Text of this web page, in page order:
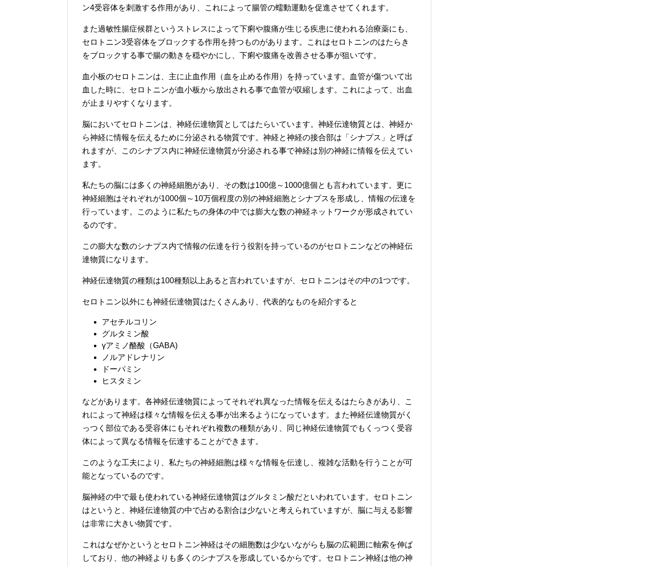
ン4受容体を刺激する作用があり、これによって腸管の蠕動運動を促進させてくれます。
また過敏性腸症候群というストレスによって下痢や腹痛が生じる疾患に使われる治療薬にも、
セロトニン3受容体をブロックする作用を持つものがあります。これはセロトニンのはたらき
をブロックする事で腸の動きを穏やかにし、下痢や腹痛を改善させる事が狙いです。
血小板のセロトニンは、主に止血作用（血を止める作用）を持っています。血管が傷ついて出
血した時に、セロトニンが血小板から放出される事で血管が収縮します。これによって、出血
が止まりやすくなります。
脳においてセロトニンは、神経伝達物質としてはたらいています。神経伝達物質とは、神経か
ら神経に情報を伝えるために分泌される物質です。神経と神経の接合部は「シナプス」と呼ば
れますが、このシナプス内に神経伝達物質が分泌される事で神経は別の神経に情報を伝えてい
ます。
私たちの脳には多くの神経細胞があり、その数は100億～1000億個とも言われています。更に
神経細胞はそれぞれが1000個～10万個程度の別の神経細胞とシナプスを形成し、情報の伝達を
行っています。このように私たちの身体の中では膨大な数の神経ネットワークが形成されてい
るのです。
この膨大な数のシナプス内で情報の伝達を行う役割を持っているのがセロトニンなどの神経伝
達物質になります。
神経伝達物質の種類は100種類以上あると言われていますが、セロトニンはその中の1つです。
セロトニン以外にも神経伝達物質はたくさんあり、代表的なものを紹介すると
アセチルコリン
グルタミン酸
γアミノ酪酸（GABA)
ノルアドレナリン
ドーパミン
ヒスタミン
などがあります。各神経伝達物質によってそれぞれ異なった情報を伝えるはたらきがあり、こ
れによって神経は様々な情報を伝える事が出来るようになっています。また神経伝達物質がく
っつく部位である受容体にもそれぞれ複数の種類があり、同じ神経伝達物質でもくっつく受容
体によって異なる情報を伝達することができます。
このような工夫により、私たちの神経細胞は様々な情報を伝達し、複雑な活動を行うことが可
能となっているのです。
脳神経の中で最も使われている神経伝達物質はグルタミン酸だといわれています。セロトニン
はというと、神経伝達物質の中で占める割合は少ないと考えられていますが、脳に与える影響
は非常に大きい物質です。
これはなぜかというとセロトニン神経はその細胞数は少ないながらも脳の広範囲に軸索を伸ば
しており、他の神経よりも多くのシナプスを形成しているからです。セロトニン神経は他の神